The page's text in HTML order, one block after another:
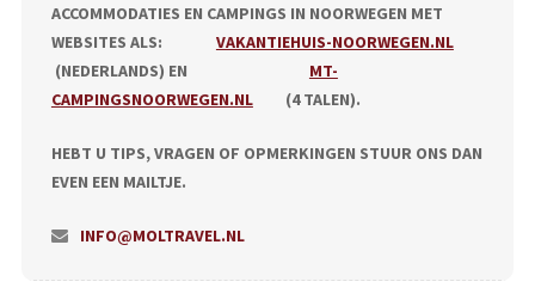
ACCOMMODATIES EN CAMPINGS IN NOORWEGEN MET
WEBSITES ALS: VAKANTIEHUIS-NOORWEGEN.NL
(NEDERLANDS) EN MT-
CAMPINGSNOORWEGEN.NL(4 TALEN).
HEBT U TIPS, VRAGEN OF OPMERKINGEN STUUR ONS DAN
EVEN EEN MAILTJE.
INFO@MOLTRAVEL.NL